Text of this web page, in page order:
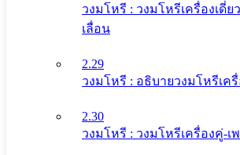
วงมโหรี : วงมโหรีเครื่องเดี่
เลื่อน
2.29
วงมโหรี : อธิบายวงมโหรีเค
2.30
วงมโหรี : วงมโหรีเครื่องคู่-เ